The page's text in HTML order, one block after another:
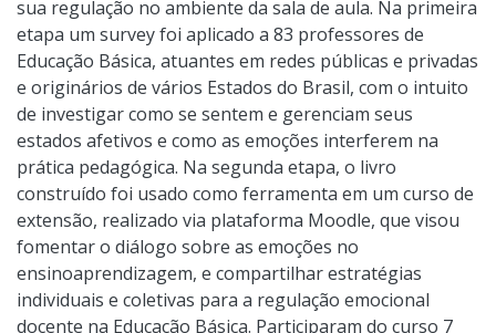
sua regulação no ambiente da sala de aula. Na primeira
etapa um survey foi aplicado a 83 professores de
Educação Básica, atuantes em redes públicas e privadas
e originários de vários Estados do Brasil, com o intuito
de investigar como se sentem e gerenciam seus
estados afetivos e como as emoções interferem na
prática pedagógica. Na segunda etapa, o livro
construído foi usado como ferramenta em um curso de
extensão, realizado via plataforma Moodle, que visou
fomentar o diálogo sobre as emoções no
ensinoaprendizagem, e compartilhar estratégias
individuais e coletivas para a regulação emocional
docente na Educação Básica. Participaram do curso 7